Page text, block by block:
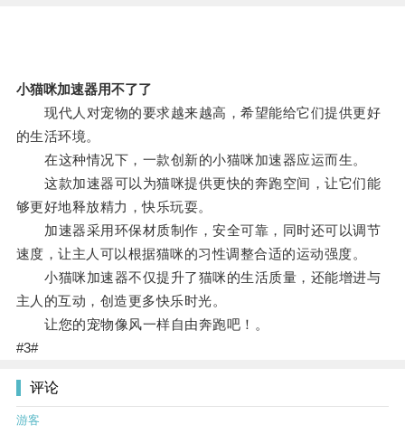
小猫咪加速器用不了了
现代人对宠物的要求越来越高，希望能给它们提供更好
的生活环境。
在这种情况下，一款创新的小猫咪加速器应运而生。
这款加速器可以为猫咪提供更快的奔跑空间，让它们能
够更好地释放精力，快乐玩耍。
加速器采用环保材质制作，安全可靠，同时还可以调节
速度，让主人可以根据猫咪的习性调整合适的运动强度。
小猫咪加速器不仅提升了猫咪的生活质量，还能增进与
主人的互动，创造更多快乐时光。
让您的宠物像风一样自由奔跑吧！。
#3#
评论
游客